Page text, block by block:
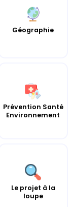
Géographie
Prévention Santé
Environnement
Le projet à la
loupe